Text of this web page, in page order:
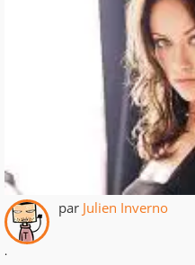
par Julien Inverno
.